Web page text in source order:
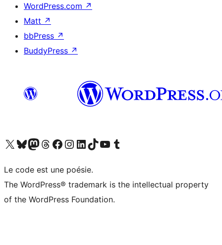
WordPress.com ↗
Matt ↗
bbPress ↗
BuddyPress ↗
Visit our X (formerly Twitter) account
Visit our Bluesky account
Visit our Mastodon account
Visit our Threads account
Visit our Facebook page
Visit our Instagram account
Visit our LinkedIn account
Visit our TikTok account
Visit our YouTube channel
Visit our Tumblr account
Le code est une poésie.
The WordPress® trademark is the intellectual property
of the WordPress Foundation.